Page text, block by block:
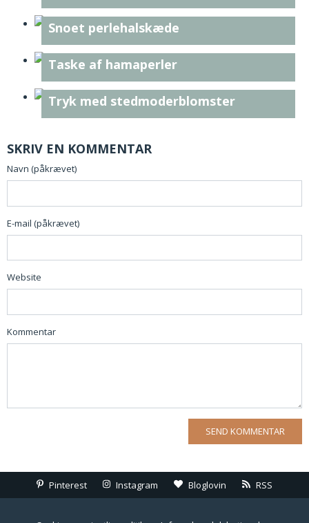
Snoet perlehalskæde
Taske af hamaperler
Tryk med stedmoderblomster
SKRIV EN KOMMENTAR
Navn (påkrævet)
E-mail (påkrævet)
Website
Kommentar
Pinterest Instagram Bloglovin RSS